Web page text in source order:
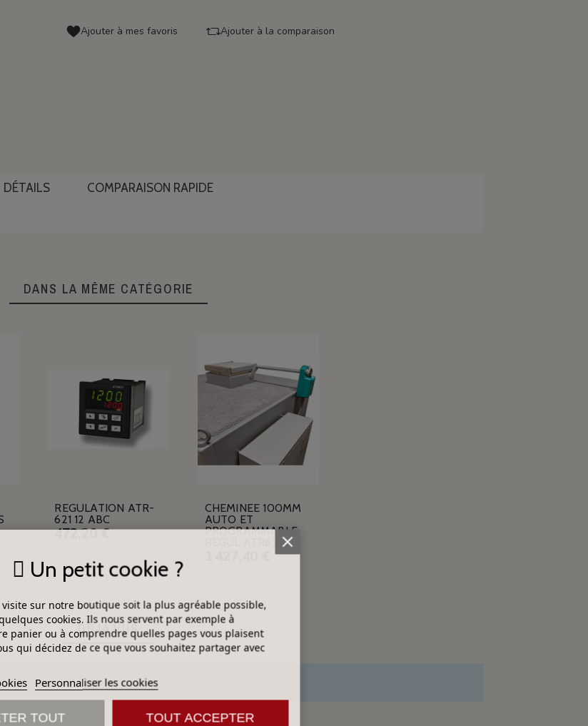
Ajouter à mes favoris Ajouter à la comparaison
DÉTAILS COMPARAISON RAPIDE
DANS LA MÊME CATÉGORIE
REGULATION ATR-
621 12 ABC
472,20 €
CHEMINEE 100MM
AUTO ET
PROGRAMMABLE
DÉJÀ VUS
Un petit cookie ?
visite sur notre boutique soit la plus agréable possible,
cookies. Ils nous servent par exemple à
panier ou à comprendre quelles pages vous plaisent
qui décidez de ce que vous souhaitez partager avec
Personnaliser les cookies
TOUT TOUT ACCEPTER